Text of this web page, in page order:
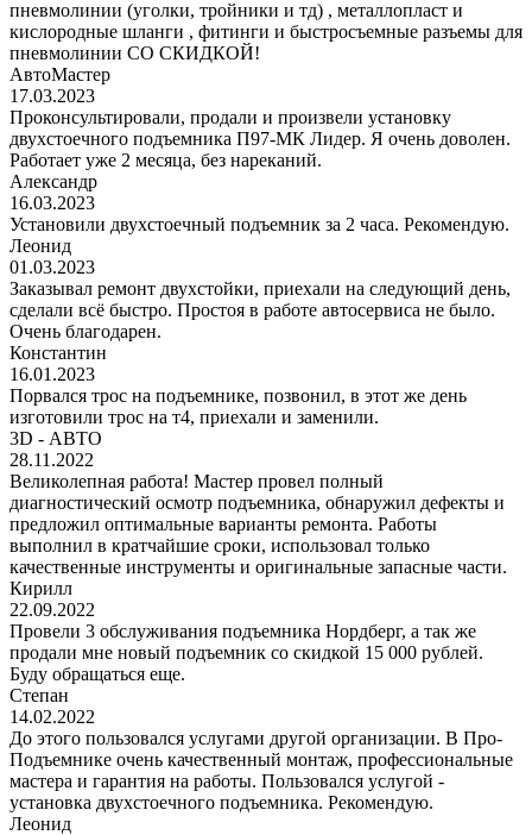
пневмолинии (уголки, тройники и тд) , металлопласт и
кислородные шланги , фитинги и быстросъемные разъемы для
пневмолинии СО СКИДКОЙ!
АвтоМастер
17.03.2023
Проконсультировали, продали и произвели установку
двухстоечного подъемника П97-МК Лидер. Я очень доволен.
Работает уже 2 месяца, без нареканий.
Александр
16.03.2023
Установили двухстоечный подъемник за 2 часа. Рекомендую.
Леонид
01.03.2023
Заказывал ремонт двухстойки, приехали на следующий день,
сделали всё быстро. Простоя в работе автосервиса не было.
Очень благодарен.
Константин
16.01.2023
Порвался трос на подъемнике, позвонил, в этот же день
изготовили трос на т4, приехали и заменили.
3D - АВТО
28.11.2022
Великолепная работа! Мастер провел полный
диагностический осмотр подъемника, обнаружил дефекты и
предложил оптимальные варианты ремонта. Работы
выполнил в кратчайшие сроки, использовал только
качественные инструменты и оригинальные запасные части.
Кирилл
22.09.2022
Провели 3 обслуживания подъемника Нордберг, а так же
продали мне новый подъемник со скидкой 15 000 рублей.
Буду обращаться еще.
Степан
14.02.2022
До этого пользовался услугами другой организации. В Про-
Подъемнике очень качественный монтаж, профессиональные
мастера и гарантия на работы. Пользовался услугой -
установка двухстоечного подъемника. Рекомендую.
Леонид